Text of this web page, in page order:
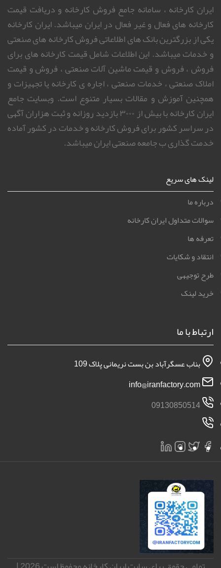
ایران کارخانه ، سامانه جامع فروش کارخانه و دریافت قیمت
کارخانه های فعال و غیر فعال در ایران میباشد. ایران کارخانه
یکی از بزرگترین بانک های اطلاعاتی فروش کارخانه های صنعتی
و خدمات میباشد. این اطلاعات شامل قیمت کارخانه های برای
فروش ، فروش و قیمت ماشین آلات صنعتی ، فروش و قیمت
املاک صنعتی ، خدمات صنعتی ، اجاره ی کارخانه یا تجهیزات و
همچنین آموزش و مقالات بسیار متنوع است. وبسایت جامع
ایران کارخانه با بیش از ۳۰۰۰ بازدید روزانه و ثبت هزاران آگهی
در سراسر کشور برای فروش کارخانه و خدمات در کشور آماده
خدمت گذاری ب جامعه صنعتی ایران میباشد.
لینک های سریع
درباره ما
سوالات متداول ایران کارخانه
تعرفه ها
انتقاد و شکایات
طرح توجیهی
خرید لینک
ارتباط با ما
بناب عسگرآباد بن بست نریمانی پلاک 109
09130850514